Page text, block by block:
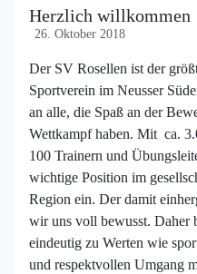
Herzlich willkommen
26. Oktober 2018
Der SV Rosellen ist der
Sportverein im Neusser
an alle, die Spaß an der
Wettkampf haben. Mit ca.
100 Trainern und
wichtige Position im
Region ein. Der damit
wir uns voll bewusst. Daher
eindeutig zu Werten wie
und respektvollen Umgang